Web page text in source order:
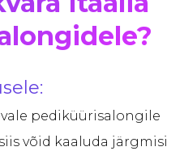
pediküürisalongile
võid kaaluda järgmisi